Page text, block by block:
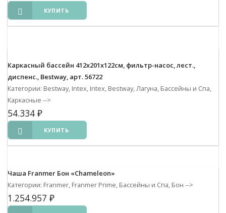
КУПИТЬ
Каркасный бассейн 412х201х122см, фильтр-насос, лест.,
диспенс., Bestway, арт. 56722
Категории: Bestway, Intex, Intex, Bestway, Лагуна, Бассейны и Спа,
Каркасные -->
54.334 ₽
КУПИТЬ
Чаша Franmer Бон «Chameleon»
Категории: Franmer, Franmer Prime, Бассейны и Спа, Бон -->
1.254.957 ₽